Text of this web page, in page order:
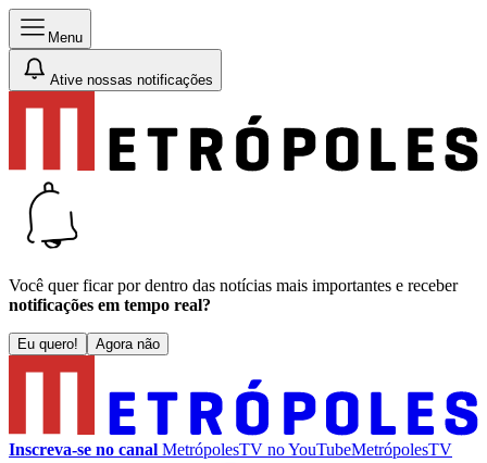
Menu
Ative nossas notificações
Você quer ficar por dentro das notícias mais importantes e receber
notificações em tempo real?
Eu quero! Agora não
Inscreva-se no canal MetrópolesTV noYouTubeMetrópolesTV